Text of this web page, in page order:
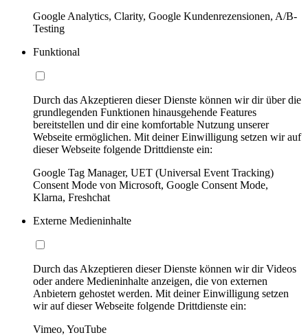
Google Analytics, Clarity, Google Kundenrezensionen, A/B-
Testing
Funktional
Durch das Akzeptieren dieser Dienste können wir dir über die
grundlegenden Funktionen hinausgehende Features
bereitstellen und dir eine komfortable Nutzung unserer
Webseite ermöglichen. Mit deiner Einwilligung setzen wir auf
dieser Webseite folgende Drittdienste ein:
Google Tag Manager, UET (Universal Event Tracking)
Consent Mode von Microsoft, Google Consent Mode,
Klarna, Freshchat
Externe Medieninhalte
Durch das Akzeptieren dieser Dienste können wir dir Videos
oder andere Medieninhalte anzeigen, die von externen
Anbietern gehostet werden. Mit deiner Einwilligung setzen
wir auf dieser Webseite folgende Drittdienste ein:
Vimeo, YouTube